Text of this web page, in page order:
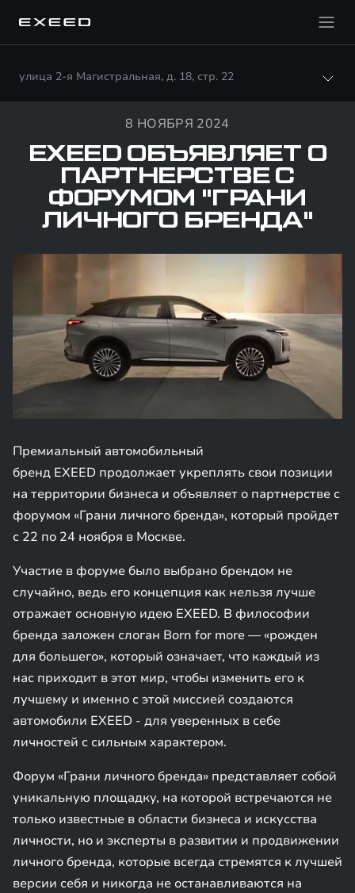
улица 2-я Магистральная, д. 18, стр. 22
8 НОЯБРЯ 2024
EXEED ОБЪЯВЛЯЕТ О
ПАРТНЕРСТВЕ С
ФОРУМОМ "ГРАНИ
ЛИЧНОГО БРЕНДА"
Премиальный автомобильный
бренд EXEED продолжает укреплять свои позиции
на территории бизнеса и объявляет о партнерстве с
форумом «Грани личного бренда», который пройдет
с 22 по 24 ноября в Москве.
Участие в форуме было выбрано брендом не
случайно, ведь его концепция как нельзя лучше
отражает основную идею EXEED. В философии
бренда заложен слоган Born for more — «рожден
для большего», который означает, что каждый из
нас приходит в этот мир, чтобы изменить его к
лучшему и именно с этой миссией создаются
автомобили EXEED - для уверенных в себе
личностей с сильным характером.
Форум «Грани личного бренда» представляет собой
уникальную площадку, на которой встречаются не
только известные в области бизнеса и искусства
личности, но и эксперты в развитии и продвижении
личного бренда, которые всегда стремятся к лучшей
версии себя и никогда не останавливаются на